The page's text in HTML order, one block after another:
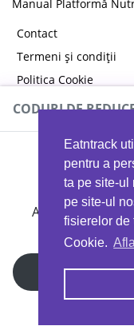
Eatntrack
pentru a
ta pe site-ul
pe site-ul
fisierelor de
Cookie.
Manual Platformă
Contact
Termeni și condiții
Politica Cookie
Politica de
Copyright © 2026 EAT
CODURI DE
Ai 40%reducere